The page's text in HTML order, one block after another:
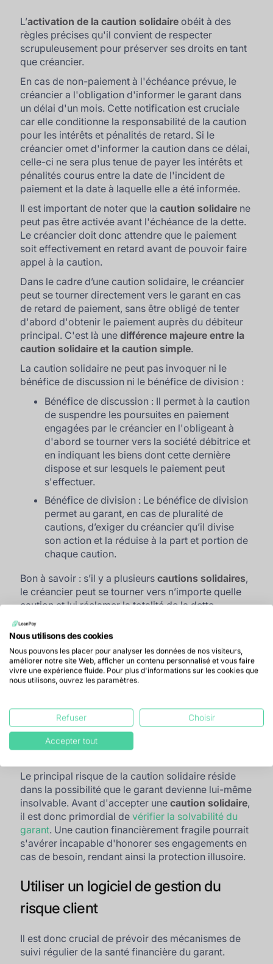
L’activation de la caution solidaire obéit à des
règles précises qu'il convient de respecter
scrupuleusement pour préserver ses droits en tant
que créancier.
En cas de non-paiement à l'échéance prévue, le
créancier a l'obligation d'informer le garant dans
un délai d'un mois. Cette notification est cruciale
car elle conditionne la responsabilité de la caution
pour les intérêts et pénalités de retard. Si le
créancier omet d'informer la caution dans ce délai,
celle-ci ne sera plus tenue de payer les intérêts et
pénalités courus entre la date de l'incident de
paiement et la date à laquelle elle a été informée.
Il est important de noter que lacaution solidaire ne
peut pas être activée avant l'échéance de la dette.
Le créancier doit donc attendre que le paiement
soit effectivement en retard avant de pouvoir faire
appel à la caution.
Dans le cadre d’une caution solidaire, le créancier
peut se tourner directement vers le garant en cas
de retard de paiement, sans être obligé de tenter
d'abord d'obtenir le paiement auprès du débiteur
principal. C'est là unedifférence majeure entre la
caution solidaire et la caution simple.
La caution solidaire ne peut pas invoquer ni le
bénéfice de discussion ni le bénéfice de division :
Bénéfice de discussion : Il permet à la caution
de suspendre les poursuites en paiement
engagées par le créancier en l'obligeant à
d'abord se tourner vers la société débitrice et
en indiquant les biens dont cette dernière
dispose et sur lesquels le paiement peut
s'effectuer.
Bénéfice de division : Le bénéfice de division
permet au garant, en cas de pluralité de
cautions, d’exiger du créancier qu’il divise
son action et la réduise à la part et portion de
chaque caution.
Bon à savoir : s’il y a plusieurscautions solidaires,
le créancier peut se tourner vers n’importe quelle
caution et lui réclamer la totalité de la dette.
Ces caractéristiques renforcent ainsi
considérablement la position du créancier.
Caution solidaire : limites
Bien que la caution solidaire soit un outil puissant
de gestion du risque, elle présente néanmoins une
limite majeure et n'est pas toujours la solution la
Le principal risque de la caution solidaire réside
dans la possibilité que le garant devienne lui-même
insolvable. Avant d'accepter unecaution solidaire,
il est donc primordial devérifier la solvabilité du
garant. Une caution financièrement fragile pourrait
s'avérer incapable d'honorer ses engagements en
cas de besoin, rendant ainsi la protection illusoire.
Utiliser un logiciel de gestion du
risque client
Il est donc crucial de prévoir des mécanismes de
suivi régulier de la santé financière du garant.
Nous utilisons des cookies
Nous pouvons les placer pour analyser les données de nos visiteurs,
améliorer notre site Web, afficher un contenu personnalisé et vous faire
vivre une expérience fluide. Pour plus d'informations sur les cookies que
nous utilisons, ouvrez les paramètres.
Refuser Choisir
Accepter tout